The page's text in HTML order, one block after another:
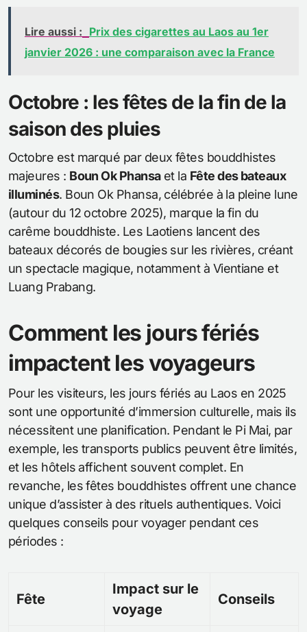
Lire aussi : Prix des cigarettes au Laos au 1er
janvier 2026 : une comparaison avec la France
Octobre : les fêtes de la fin de la
saison des pluies
Octobre est marqué par deux fêtes bouddhistes
majeures : Boun Ok Phansaet la Fête des bateaux
illuminés. Boun Ok Phansa, célébrée à la pleine lune
(autour du 12 octobre 2025), marque la fin du
carême bouddhiste. Les Laotiens lancent des
bateaux décorés de bougies sur les rivières, créant
un spectacle magique, notamment à Vientiane et
Luang Prabang.
Comment les jours fériés
impactent les voyageurs
Pour les visiteurs, les jours fériés au Laos en 2025
sont une opportunité d’immersion culturelle, mais ils
nécessitent une planification. Pendant le Pi Mai, par
exemple, les transports publics peuvent être limités,
et les hôtels affichent souvent complet. En
revanche, les fêtes bouddhistes offrent une chance
unique d’assister à des rituels authentiques. Voici
quelques conseils pour voyager pendant ces
périodes :
Fête
Impact sur le
voyage
Conseils